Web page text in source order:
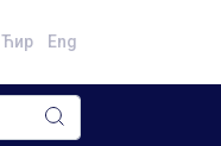
Ћир Eng